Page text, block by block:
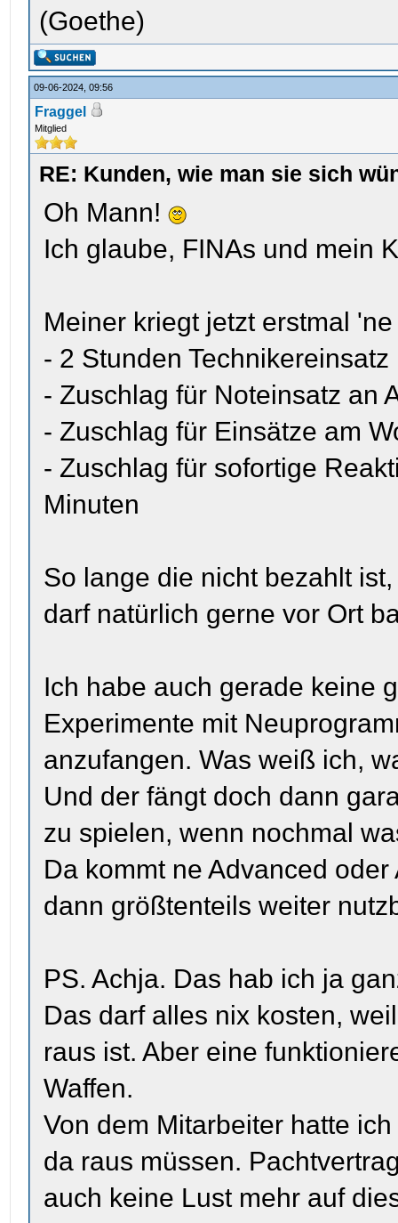
(Goethe)
09-06-2024, 09:56
Fraggel
Mitglied
RE: Kunden, wie man sie sich
Oh Mann!
Ich glaube, FINAs und mein
Meiner kriegt jetzt erstmal
- 2 Stunden Technikereinsatz
- Zuschlag für Noteinsatz an
- Zuschlag für Einsätze am
- Zuschlag für sofortige
Minuten
So lange die nicht bezahlt
darf natürlich gerne vor Ort
Ich habe auch gerade keine
Experimente mit
anzufangen. Was weiß ich,
Und der fängt doch dann
zu spielen, wenn nochmal
Da kommt ne Advanced
dann größtenteils weiter
PS. Achja. Das hab ich ja
Das darf alles nix kosten,
raus ist. Aber eine
Waffen.
Von dem Mitarbeiter hatte
da raus müssen.
auch keine Lust mehr auf